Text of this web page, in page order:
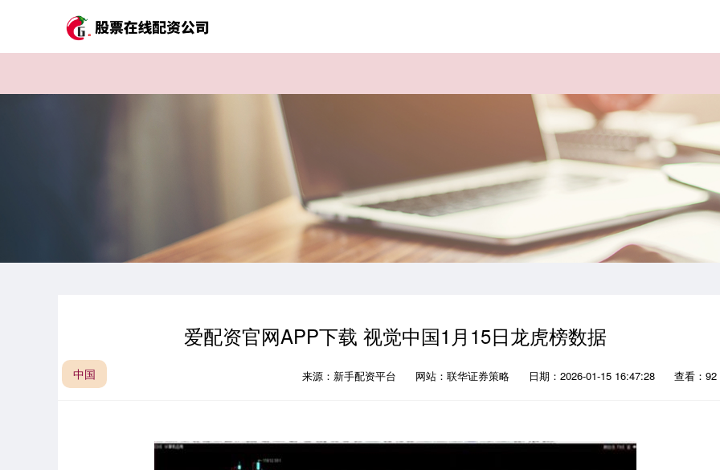
爱配资官网APP下载 视觉中国1月15日龙虎榜数据
中国 来源：新手配资平台 网站：联华证券策略 日期：2026-01-15 16:47:28 查看：92